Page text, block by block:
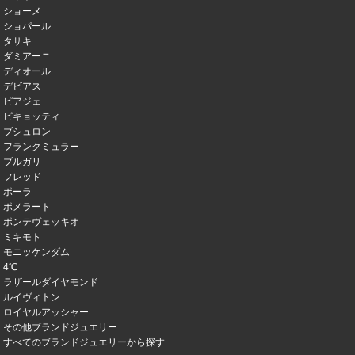
ショーメ
ショパール
タサキ
ダミアーニ
ディオール
デビアス
ピアジェ
ピキョッティ
ブシュロン
フランクミュラー
ブルガリ
フレッド
ポーラ
ポメラート
ポンテヴェッキオ
ミキモト
モニッケンダム
4℃
ラザールダイヤモンド
ルイヴィトン
ロイヤルアッシャー
その他ブランドジュエリー
すべてのブランドジュエリーから探す